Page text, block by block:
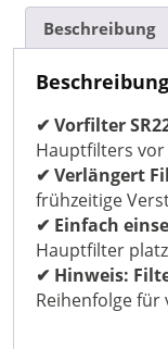
SR100
Menge
Beschreibung
Beschreibung
✔ Vorfilter
Hauptfilters
✔ Verlängert
frühzeitige
✔ Einfach
Hauptfilter
✔ Hinweis:
Reihenfolge